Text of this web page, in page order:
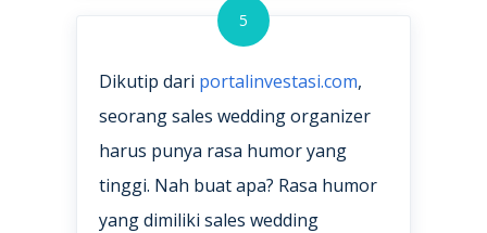
5
Dikutip dari portalinvestasi.com,
seorang sales wedding organizer
harus punya rasa humor yang
tinggi. Nah buat apa? Rasa humor
yang dimiliki sales wedding